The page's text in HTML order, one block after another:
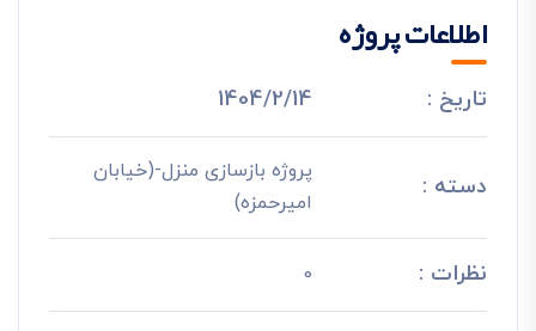
اطلاعات پروژه
تاریخ : 1404/2/14
دسته :
پروژه بازسازی منزل-(خیابان
امیرحمزه)
نظرات : 0